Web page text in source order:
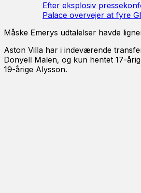
Efter eksplosiv
Palace overvejer at fyre
Måske Emerys udtalelser havde
Aston Villa har i indeværende
Donyell Malen, og kun hentet 17-
19-årige Alysson.